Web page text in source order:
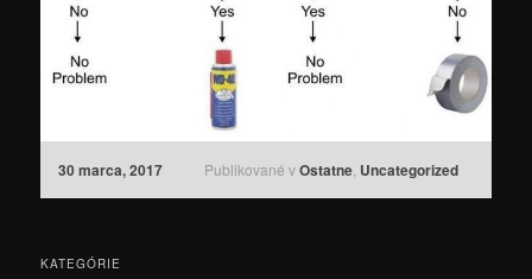
30 marca, 2017 Publikované v Ostatne, Uncategorized
KATEGÓRIE